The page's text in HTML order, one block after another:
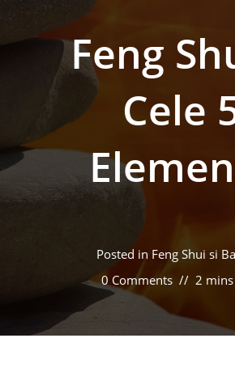
Feng
Cele
Posted in Feng Shui si
0 Comments
2